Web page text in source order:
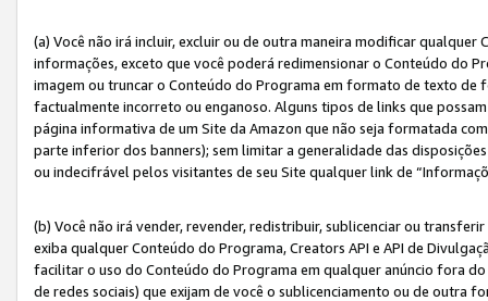
(a) Você não irá incluir, excluir ou de outra maneira modificar
informações, exceto que você poderá redimensionar o Conteúdo do
imagem ou truncar o Conteúdo do Programa em formato de texto
factualmente incorreto ou enganoso. Alguns tipos de links que
página informativa de um Site da Amazon que não seja formatada
parte inferior dos banners); sem limitar a generalidade das
ou indecifrável pelos visitantes de seu Site qualquer link de
(b) Você não irá vender, revender, redistribuir, sublicenciar ou
exiba qualquer Conteúdo do Programa, Creators API e API de
facilitar o uso do Conteúdo do Programa em qualquer anúncio fora
de redes sociais) que exijam de você o sublicenciamento ou de outra